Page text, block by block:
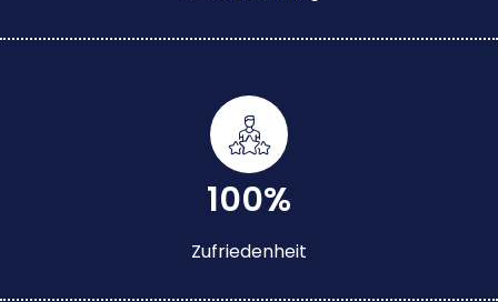
100%
Zufriedenheit